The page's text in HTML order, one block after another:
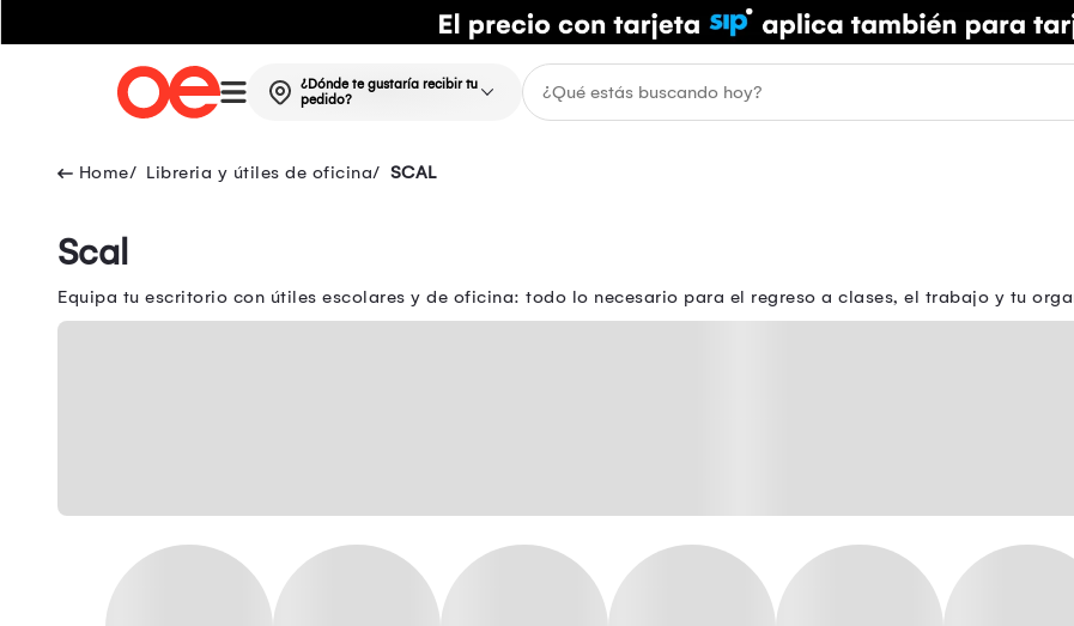
¿Dónde te gustaría recibir tu
pedido?
Libreria y útiles de oficina SCAL
Scal
Equipa tu escritorio con útiles escolares y de oficina: todo lo necesario para el regreso a clases, el trabajo y tu